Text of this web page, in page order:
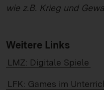
wie z.B. Krieg und
Weitere Links
LMZ: Digitale Spiele
LFK: Games im